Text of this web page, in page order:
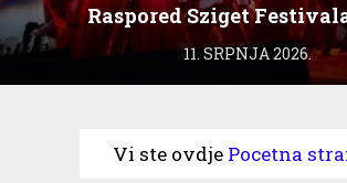
Raspored Sziget
11. SRPNJA 2026.
Vi ste ovdje Pocetna